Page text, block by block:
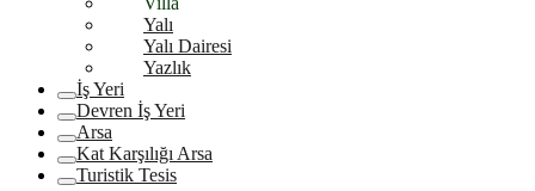
Yalı
Yalı Dairesi
Yazlık
İş Yeri
Devren İş Yeri
Arsa
Kat Karşılığı Arsa
Turistik Tesis